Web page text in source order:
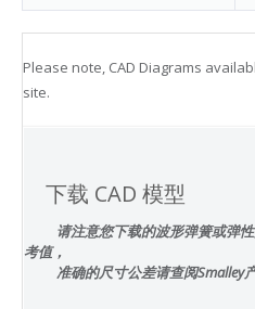
Please note, CAD Diagrams
site.
下载 CAD 模型
请注意您下载的波形弹簧或弹性
考值，
准确的尺寸公差请查阅Smalley